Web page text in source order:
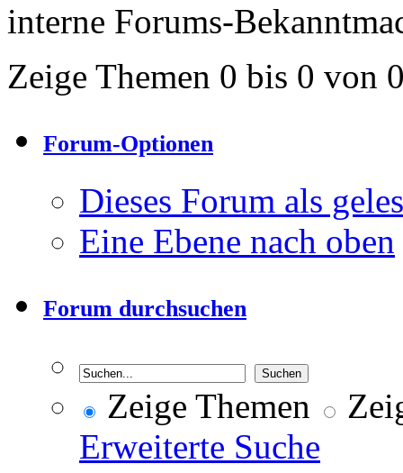
interne Forums-
Zeige Themen 0 bis 0 von
Forum-Optionen
Dieses Forum als
Eine Ebene nach oben
Forum durchsuchen
Zeige Themen
Erweiterte Suche